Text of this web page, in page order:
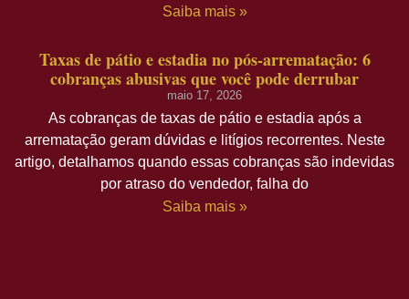
Saiba mais »
Taxas de pátio e estadia no pós-arrematação: 6
cobranças abusivas que você pode derrubar
maio 17, 2026
As cobranças de taxas de pátio e estadia após a
arrematação geram dúvidas e litígios recorrentes. Neste
artigo, detalhamos quando essas cobranças são indevidas
por atraso do vendedor, falha do
Saiba mais »